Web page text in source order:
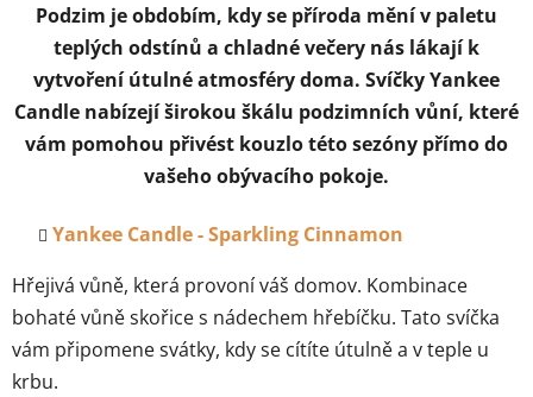
Podzim je obdobím, kdy se příroda mění v paletu
teplých odstínů a chladné večery nás lákají k
vytvoření útulné atmosféry doma. Svíčky Yankee
Candle nabízejí širokou škálu podzimních vůní, které
vám pomohou přivést kouzlo této sezóny přímo do
vašeho obývacího pokoje.
Yankee Candle - Sparkling Cinnamon
Hřejivá vůně, která provoní váš domov. Kombinace
bohaté vůně skořice s nádechem hřebíčku. Tato svíčka
vám připomene svátky, kdy se cítíte útulně a v teple u
krbu.